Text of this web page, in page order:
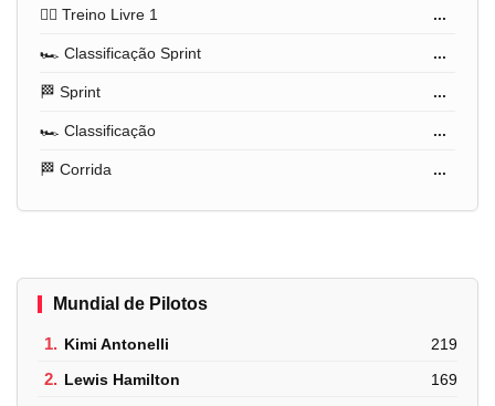
🏋️‍♂️ Treino Livre 1 ...
🏎️ Classificação Sprint ...
🏁 Sprint ...
🏎️ Classificação ...
🏁 Corrida ...
Mundial de Pilotos
1. Kimi Antonelli 219
2. Lewis Hamilton 169